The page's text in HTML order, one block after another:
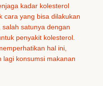
kadar kolesterol
cara yang bisa dilakukan
satunya dengan
penyakit kolesterol.
hal ini,
lagi konsumsi makanan